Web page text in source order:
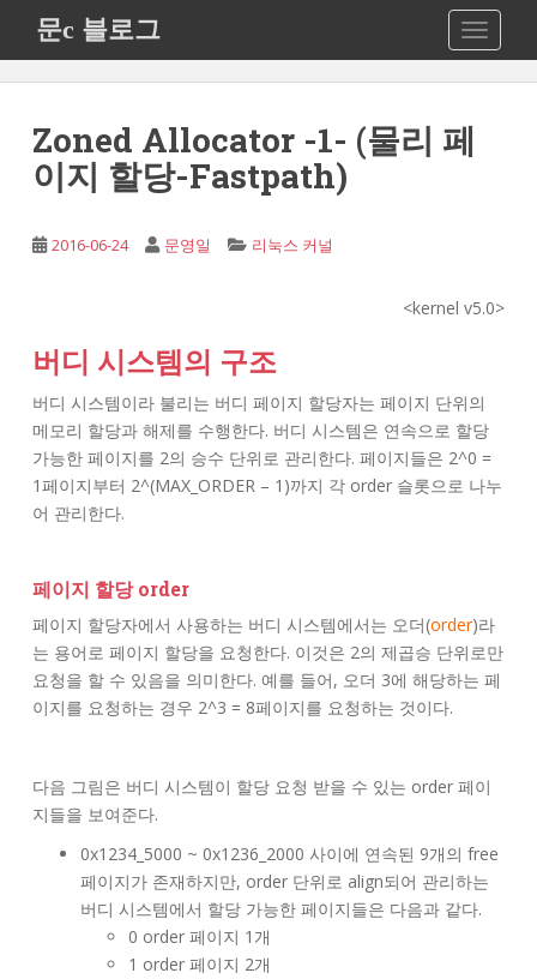
i
문c 블로그
Zoned Allocator -1- (물리 페
이지 할당-Fastpath)
2016-06-24 문영일 리눅스 커널
<kernel v5.0>
버디 시스템의 구조
버디 시스템이라 불리는 버디 페이지 할당자는 페이지 단위의
메모리 할당과 해제를 수행한다. 버디 시스템은 연속으로 할당
가능한 페이지를 2의 승수 단위로 관리한다. 페이지들은 2^0 =
1페이지부터 2^(MAX_ORDER – 1)까지 각 order 슬롯으로 나누
어 관리한다.
페이지 할당 order
페이지 할당자에서 사용하는 버디 시스템에서는 오더(order)라
는 용어로 페이지 할당을 요청한다. 이것은 2의 제곱승 단위로만
요청을 할 수 있음을 의미한다. 예를 들어, 오더 3에 해당하는 페
이지를 요청하는 경우 2^3 = 8페이지를 요청하는 것이다.
다음 그림은 버디 시스템이 할당 요청 받을 수 있는 order 페이
지들을 보여준다.
0x1234_5000 ~ 0x1236_2000 사이에 연속된 9개의 free
페이지가 존재하지만, order 단위로 align되어 관리하는
버디 시스템에서 할당 가능한 페이지들은 다음과 같다.
0 order 페이지 1개
1 order 페이지 2개